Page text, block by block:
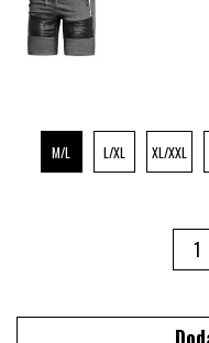
M/L L/XL XL/XXL